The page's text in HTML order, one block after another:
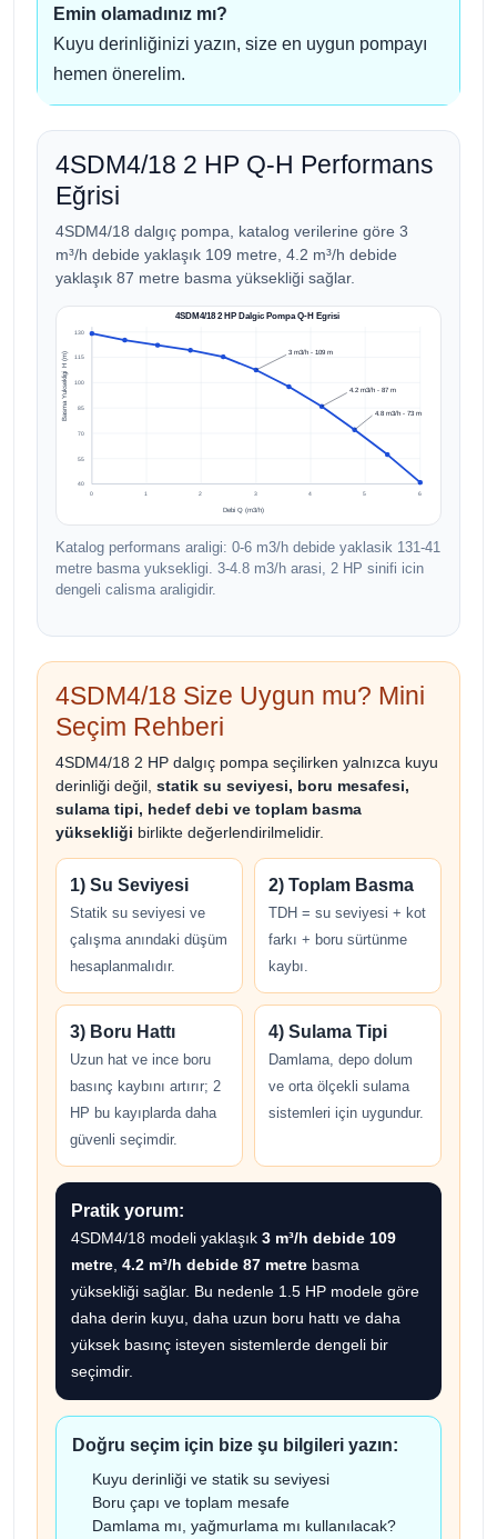
Emin olamadınız mı?
Kuyu derinliğinizi yazın, size en uygun pompayı
hemen önerelim.
4SDM4/18 2 HP Q-H Performans
Eğrisi
4SDM4/18 dalgıç pompa, katalog verilerine göre 3
m³/h debide yaklaşık 109 metre, 4.2 m³/h debide
yaklaşık 87 metre basma yüksekliği sağlar.
4SDM4/18 2 HP Dalgic Pompa Q-H Egrisi
Debi Q (m3/h)
Basma Yuksekligi H (m)
0 1 2 3 4 5 6
40
55
70
85
100
115
130
3 m3/h - 109 m
4.2 m3/h - 87 m
4.8 m3/h - 73 m
Katalog performans araligi: 0-6 m3/h debide yaklasik 131-41
metre basma yuksekligi. 3-4.8 m3/h arasi, 2 HP sinifi icin
dengeli calisma araligidir.
4SDM4/18 Size Uygun mu? Mini
Seçim Rehberi
4SDM4/18 2 HP dalgıç pompa seçilirken yalnızca kuyu
derinliği değil, statik su seviyesi, boru mesafesi,
sulama tipi, hedef debi ve toplam basma
yüksekliği birlikte değerlendirilmelidir.
1) Su Seviyesi
Statik su seviyesi ve
çalışma anındaki düşüm
hesaplanmalıdır.
2) Toplam Basma
TDH = su seviyesi + kot
farkı + boru sürtünme
kaybı.
3) Boru Hattı
Uzun hat ve ince boru
basınç kaybını artırır; 2
HP bu kayıplarda daha
güvenli seçimdir.
4) Sulama Tipi
Damlama, depo dolum
ve orta ölçekli sulama
sistemleri için uygundur.
Pratik yorum:
4SDM4/18 modeli yaklaşık 3 m³/h debide 109
metre 4.2 m³/h debide 87 metre basma
yüksekliği sağlar. Bu nedenle 1.5 HP modele göre
daha derin kuyu, daha uzun boru hattı ve daha
yüksek basınç isteyen sistemlerde dengeli bir
seçimdir.
Doğru seçim için bize şu bilgileri yazın:
Kuyu derinliği ve statik su seviyesi
Boru çapı ve toplam mesafe
Damlama mı, yağmurlama mı kullanılacak?